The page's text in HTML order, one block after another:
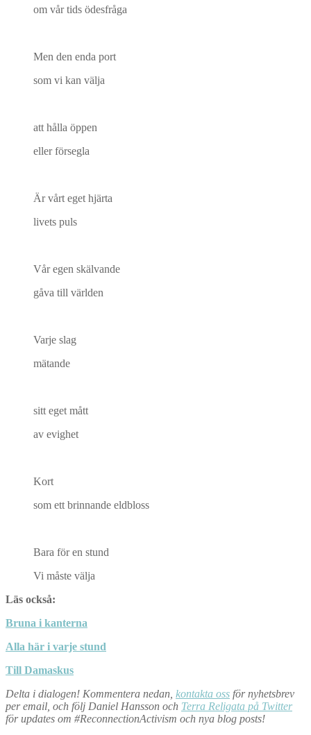
om vår tids ödesfråga
Men den enda port
som vi kan välja
att hålla öppen
eller försegla
Är vårt eget hjärta
livets puls
Vår egen skälvande
gåva till världen
Varje slag
mätande
sitt eget mått
av evighet
Kort
som ett brinnande eldbloss
Bara för en stund
Vi måste välja
Läs också:
Bruna i kanterna
Alla här i varje stund
Till Damaskus
Delta i dialogen! Kommentera nedan, kontakta oss för nyhetsbrev
per email, och följ Daniel Hansson och Terra Religata på Twitter
för updates om #ReconnectionActivism och nya blog posts!